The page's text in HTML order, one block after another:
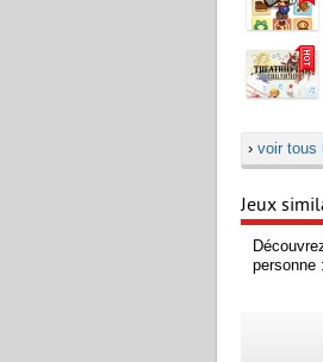
› voir tous
Jeux
personne :